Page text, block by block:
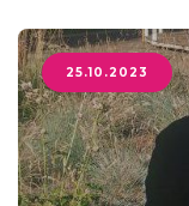
25.10.2023